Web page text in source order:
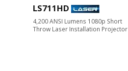
LS711HD
4,200 ANSI Lumens 1080p Short
Throw Laser Installation Projector